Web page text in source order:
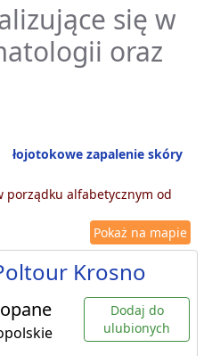
się w
oraz
łojotokowe zapalenie skóry
porządku alfabetycznym od
Pokaż na mapie
Krosno
Dodaj do
ulubionych